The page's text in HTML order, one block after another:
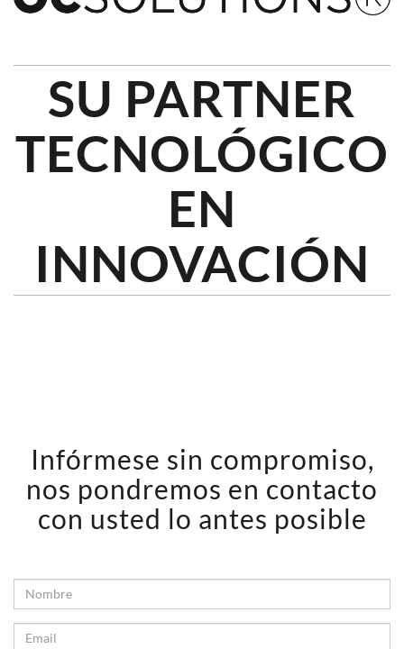
SU PARTNER
TECNOLÓGICO
EN
INNOVACIÓN
Infórmese sin compromiso,
nos pondremos en contacto
con usted lo antes posible